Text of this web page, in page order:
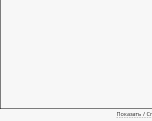
Показать /